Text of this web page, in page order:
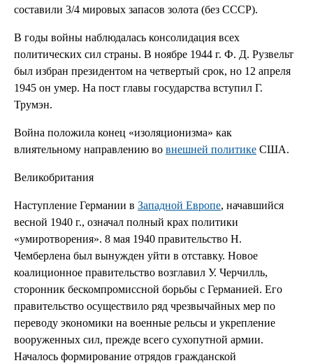
составили 3/4 мировых запасов золота (без СССР).
В годы войны наблюдалась консолидация всех
политических сил страны. В ноябре 1944 г. Ф. Д. Рузвельт
был избран президентом на четвертый срок, но 12 апреля
1945 он умер. На пост главы государства вступил Г.
Трумэн.
Война положила конец «изоляционизма» как
влиятельному направлению во внешней политике США.
Великобритания
Наступление Германии в Западной Европе, начавшийся
весной 1940 г., означал полный крах политики
«умиротворения». 8 мая 1940 правительство Н.
Чемберлена был вынужден уйти в отставку. Новое
коалиционное правительство возглавил У. Черчилль,
сторонник бескомпромиссной борьбы с Германией. Его
правительство осуществило ряд чрезвычайных мер по
переводу экономики на военные рельсы и укрепление
вооруженных сил, прежде всего сухопутной армии.
Началось формирование отрядов гражданской